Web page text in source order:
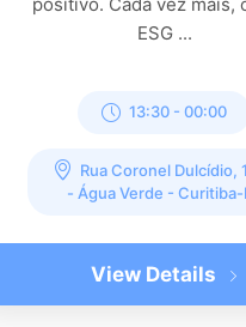
ESG ...
13:30 -00:00
Rua Coronel Dulcídio,
- Água Verde - Curitiba-
View Details